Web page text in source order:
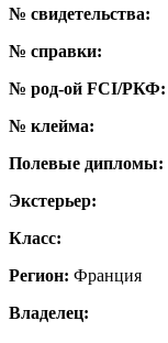
№ свидетельства:
№ справки:
№ род-ой FCI/РКФ:
№ клейма:
Полевые дипломы:
Экстерьер:
Класс:
Регион: Франция
Владелец: